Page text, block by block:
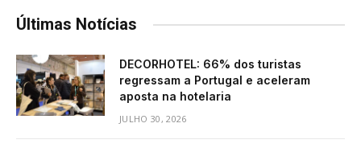
Últimas Notícias
DECORHOTEL: 66% dos turistas
regressam a Portugal e aceleram
aposta na hotelaria
JULHO 30, 2026